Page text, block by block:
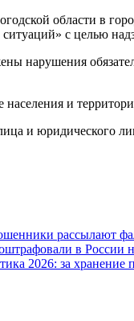
области в
с целью
нарушения
и
и юридического
рассылают
в России
2026: за